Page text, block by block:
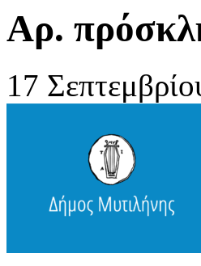
Αρ.
17